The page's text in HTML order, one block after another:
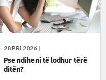
28 PRI 2026 |
Pse ndiheni të lodhur tërë
ditën?